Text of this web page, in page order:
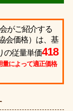
がご紹介する
会価格）は、基
の従量単価418
によって適正価格